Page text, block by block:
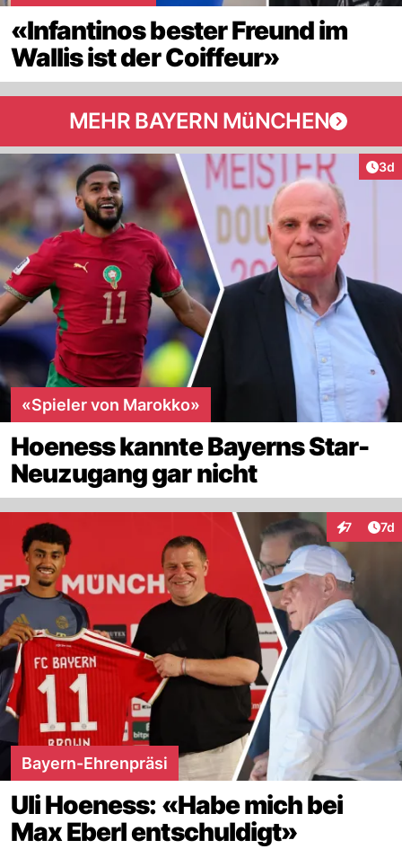
«Infantinos bester Freund im
Wallis ist der Coiffeur»
MEHR BAYERN MüNCHEN
3d
«Spieler von Marokko»
Hoeness kannte Bayerns Star-
Neuzugang gar nicht
7 7d
Bayern-Ehrenpräsi
Uli Hoeness: «Habe mich bei
Max Eberl entschuldigt»